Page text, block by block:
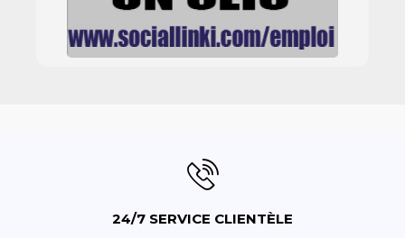
24/7 SERVICE CLIENTÈLE